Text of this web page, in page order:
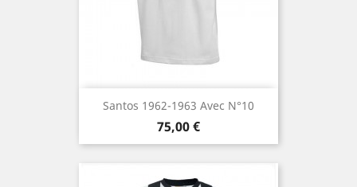
Santos 1962-1963 Avec N°10
Prix
75,00 €